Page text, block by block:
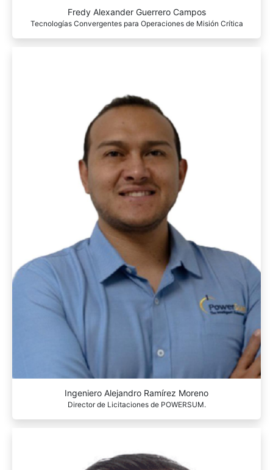
Fredy Alexander Guerrero Campos
Tecnologías Convergentes para Operaciones de Misión Crítica
Ingeniero Alejandro Ramírez Moreno
Director de Licitaciones de POWERSUM.